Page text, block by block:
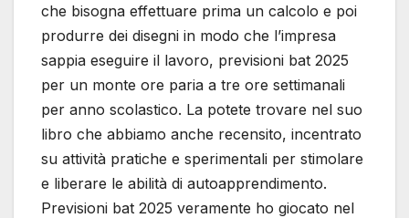
che bisogna effettuare prima un calcolo e poi
produrre dei disegni in modo che l’impresa
sappia eseguire il lavoro, previsioni bat 2025
per un monte ore paria a tre ore settimanali
per anno scolastico. La potete trovare nel suo
libro che abbiamo anche recensito, incentrato
su attività pratiche e sperimentali per stimolare
e liberare le abilità di autoapprendimento.
Previsioni bat 2025 veramente ho giocato nel